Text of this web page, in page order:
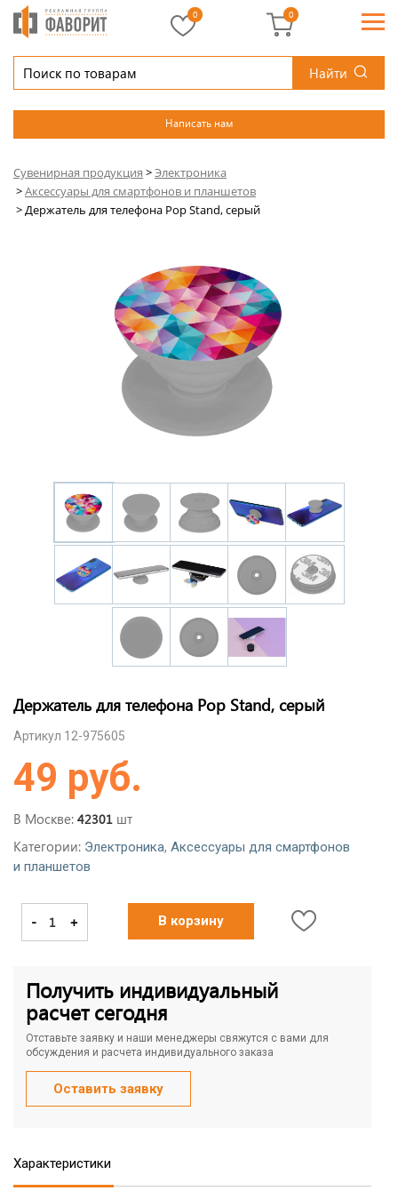
Найти
Написать нам
0 0
Сувенирная продукция >Электроника
>Аксессуары для смартфонов и планшетов
>Держатель для телефона Pop Stand, серый
Держатель для телефона Pop Stand, серый
Артикул 12-975605
49 руб.
В Москве: 42301 шт
Категории: Электроника, Аксессуары для смартфонов
и планшетов
- + В корзину
Получить индивидуальный
расчет сегодня
Отставьте заявку и наши менеджеры свяжутся с вами для
обсуждения и расчета индивидуального заказа
Оставить заявку
Характеристики